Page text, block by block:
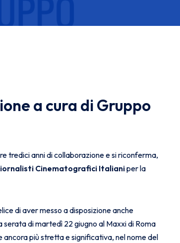
a cura di Gruppo
tredici anni di collaborazione e si riconferma,
Cinematografici Italianiper la
di aver messo a disposizione anche
di martedì 22 giugno al Maxxi di Roma
più stretta e significativa, nel nome del